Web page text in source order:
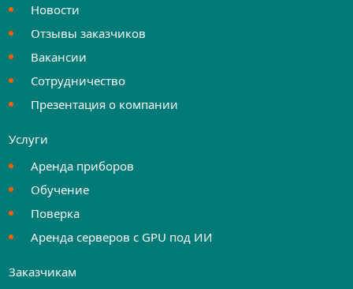
Новости
Отзывы заказчиков
Вакансии
Сотрудничество
Презентация о компании
Услуги
Аренда приборов
Обучение
Поверка
Аренда серверов с GPU под ИИ
Заказчикам